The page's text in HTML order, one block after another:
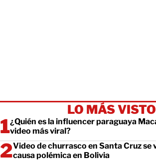
LO MÁS VISTO
¿Quién es la influencer paraguaya
video más viral?
Video de churrasco en Santa Cruz se
causa polémica en Bolivia